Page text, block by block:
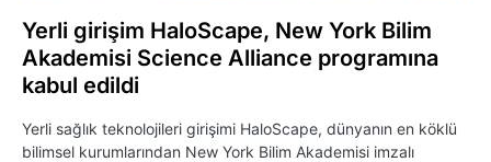
Yerli girişim HaloScape, New York Bilim
Akademisi Science Alliance programına
kabul edildi
Yerli sağlık teknolojileri girişimi HaloScape, dünyanın en köklü
bilimsel kurumlarından New York Bilim Akademisi imzalı